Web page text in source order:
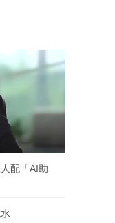
配「AI助